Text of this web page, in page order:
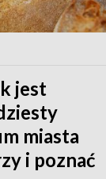
jest
miasta
i poznać